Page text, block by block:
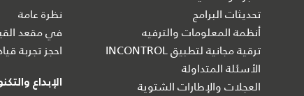
تحديثات البرامج
أنظمة المعلومات والترفيه
ترقية مجانية لتطبيق INCONTROL
الأسئلة المتداولة
العجلات والإطارات الشتوية
نظرة عامة
في مقعد
احجز تجربة
الإبداع